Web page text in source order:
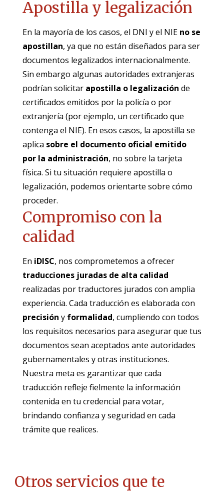
Apostilla y legalización
En la mayoría de los casos, el DNI y el NIE no se
apostillan, ya que no están diseñados para ser
documentos legalizados internacionalmente.
Sin embargo algunas autoridades extranjeras
podrían solicitar apostilla o legalización de
certificados emitidos por la policía o por
extranjería (por ejemplo, un certificado que
contenga el NIE). En esos casos, la apostilla se
aplica sobre el documento oficial emitido
por la administración, no sobre la tarjeta
física. Si tu situación requiere apostilla o
legalización, podemos orientarte sobre cómo
proceder.
Compromiso con la
calidad
En iDISC, nos comprometemos a ofrecer
traducciones juradas de alta calidad
realizadas por traductores jurados con amplia
experiencia. Cada traducción es elaborada con
precisión y formalidad, cumpliendo con todos
los requisitos necesarios para asegurar que tus
documentos sean aceptados ante autoridades
gubernamentales y otras instituciones.
Nuestra meta es garantizar que cada
traducción refleje fielmente la información
contenida en tu credencial para votar,
brindando confianza y seguridad en cada
trámite que realices.
Otros servicios que te